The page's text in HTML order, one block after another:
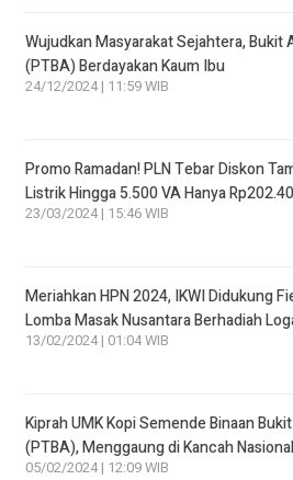
Wujudkan Masyarakat Sejahtera, Bukit
(PTBA) Berdayakan Kaum Ibu
24/12/2024 | 11:59 WIB
Promo Ramadan! PLN Tebar Diskon
Listrik Hingga 5.500 VA Hanya
23/03/2024 | 15:46 WIB
Meriahkan HPN 2024, IKWI Didukung
Lomba Masak Nusantara Berhadiah
13/02/2024 | 01:04 WIB
Kiprah UMK Kopi Semende Binaan
(PTBA), Menggaung di Kancah Nasional
05/02/2024 | 12:09 WIB